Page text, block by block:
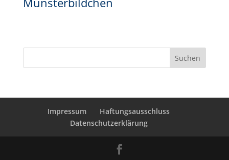
Suchen
Impressum
Haftungsausschluss
Datenschutzerklärung